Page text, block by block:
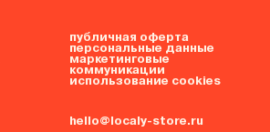
публичная оферта
персональные данные
маркетинговые
коммуникации
использование cookies
hello@localy-store.ru